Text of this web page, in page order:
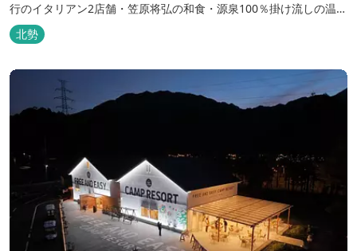
行のイタリアン2店舗・笠原将弘の和食・源泉100％掛け流しの温
泉・宿泊棟・離れ宿・苺ハウス・ギャラリーなど、様々な『癒し』
と『食』が集結しております。 【『癒し』の追求 】 ◆源泉100%
掛け流し「片岡温泉」 片岡温泉は、地下1,200ｍより湯口で約42℃
北勢